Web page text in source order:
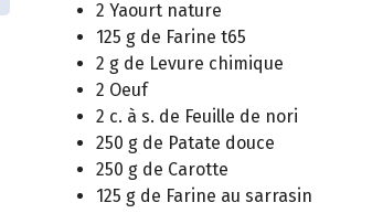
2 Yaourt nature
125 g de Farine t65
2 g de Levure chimique
2 Oeuf
2 c. à s. de Feuille de nori
250 g de Patate douce
250 g de Carotte
125 g de Farine au sarrasin